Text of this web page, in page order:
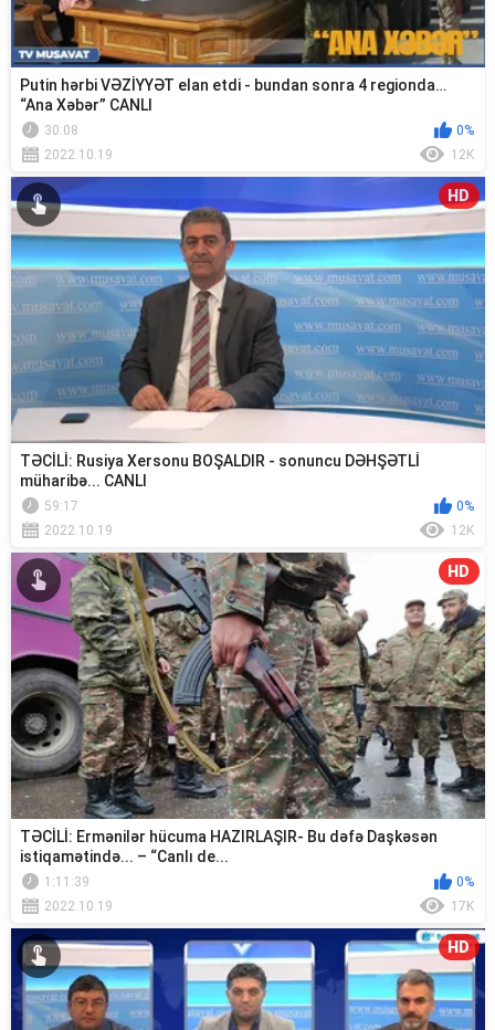
Putin hərbi VƏZİYYƏT elan etdi - bundan sonra 4 regionda…
“Ana Xəbər” CANLI
30:08
0%
2022.10.19
12K
HD
TƏCİLİ: Rusiya Xersonu BOŞALDIR - sonuncu DƏHŞƏTLİ
müharibə... CANLI
59:17
0%
2022.10.19
12K
HD
TƏCİLİ: Ermənilər hücuma HAZIRLAŞIR- Bu dəfə Daşkəsən
istiqamətində... – “Canlı de...
1:11:39
0%
2022.10.19
17K
HD